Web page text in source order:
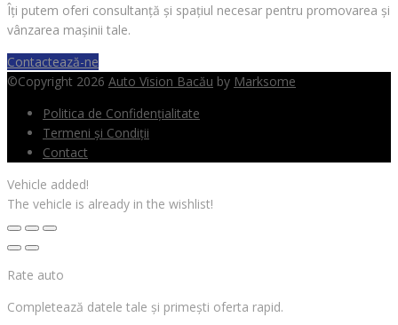
Îți putem oferi consultanță și spațiul necesar pentru promovarea și
vânzarea mașinii tale.
Contactează-ne
©Copyright 2026 Auto Vision Bacău by Marksome
Politica de Confidențialitate
Termeni și Condiții
Contact
Vehicle added!
The vehicle is already in the wishlist!
Rate auto
Completează datele tale și primești oferta rapid.